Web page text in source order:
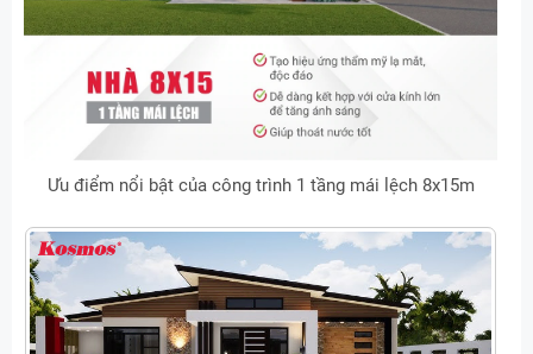
Ưu điểm nổi bật của công trình 1 tầng mái lệch 8x15m